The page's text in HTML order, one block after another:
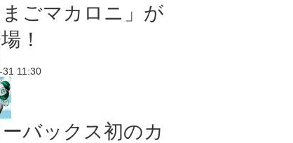
まごマカロニ」が
！
31 11:30
バックス初のカ